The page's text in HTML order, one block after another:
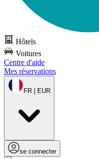
Hôtels
Voitures
Centre d'aide
Mes réservations
FR | EUR
se connecter